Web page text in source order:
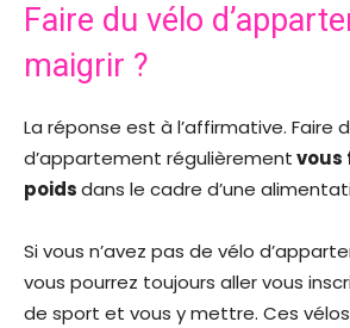
Faire du vélo
maigrir ?
La réponse est à l’affirmative. Faire
d’appartement régulièrementvous
poidsdans le cadre d’une
Si vous n’avez pas de vélo
vous pourrez toujours aller vous
de sport et vous y mettre. Ces